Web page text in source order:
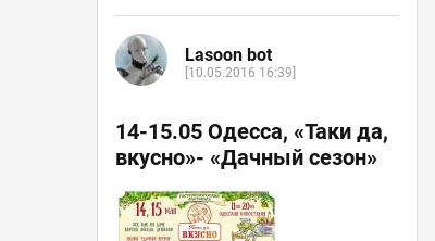
Lasoon bot
[10.05.2016 16:39]
14-15.05 Одесса, «Таки да,
вкусно»- «Дачный сезон»